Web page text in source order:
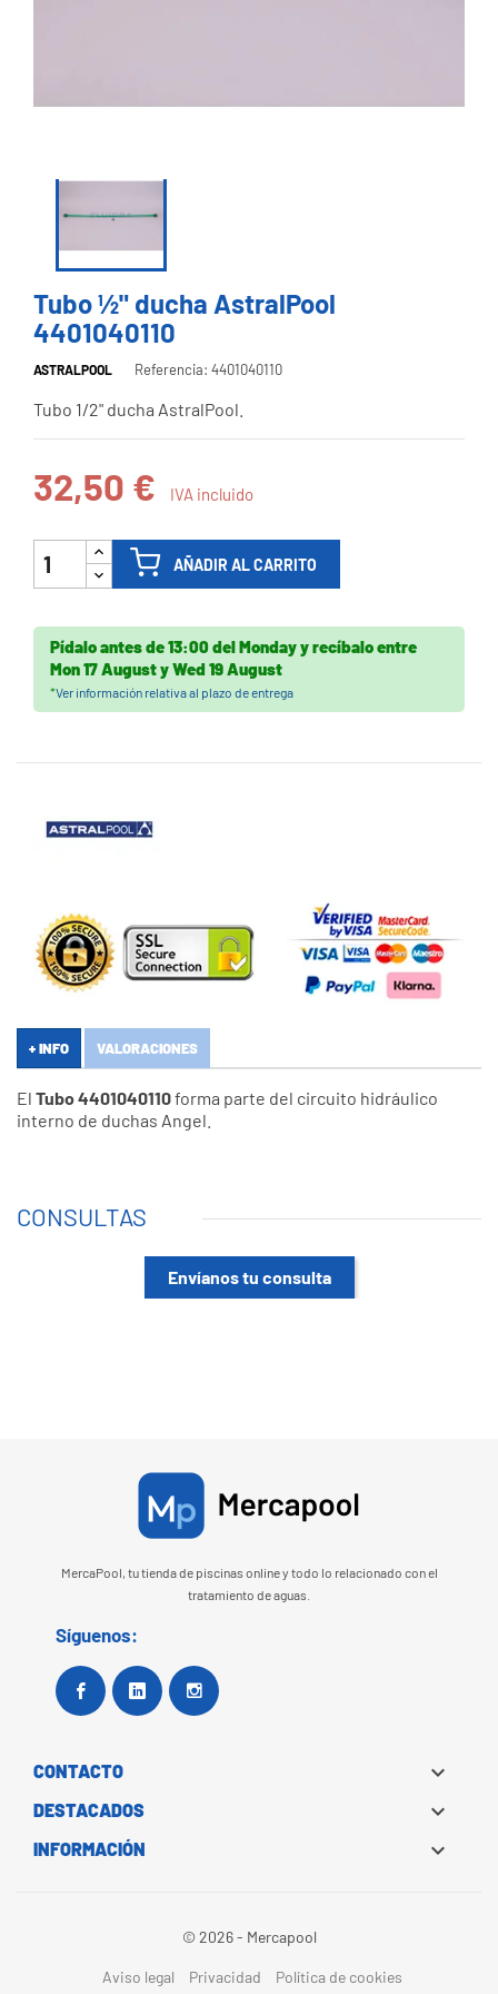
Tubo ½" ducha AstralPool
4401040110
ASTRALPOOL Referencia: 4401040110
Tubo 1/2" ducha AstralPool.
32,50 € IVA incluido
AÑADIR AL CARRITO
Pídalo antes de13:00 del Mondayy recíbaloentre
Mon 17 AugustyWed 19 August
*Ver información relativa al plazo de entrega
+ INFO VALORACIONES
El Tubo 4401040110forma parte del circuito hidráulico
interno de duchas Angel.
CONSULTAS
Envíanos tu consulta
MercaPool, tu tienda de piscinas online y todo lo relacionado con el
tratamiento de aguas.
Síguenos:
Facebook Google+
CONTACTO 
DESTACADOS 
INFORMACIÓN 
© 2026 - Mercapool
Aviso legal Privacidad Política de cookies